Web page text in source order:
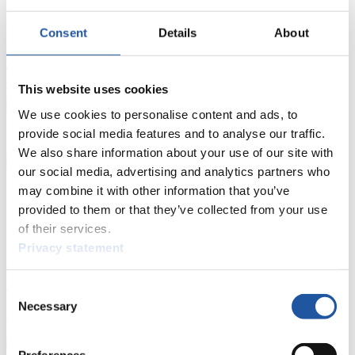
Consent Details About
This website uses cookies
We use cookies to personalise content and ads, to
provide social media features and to analyse our traffic.
We also share information about your use of our site with
our social media, advertising and analytics partners who
may combine it with other information that you’ve
provided to them or that they’ve collected from your use
of their services.
Privacy statement
Selection
Necessary
FIL LIVE TV
Tippspiel
Naturbahn
Zielgruppen Anzeigen
Für Presse- und Medienvertreter
Hier finden Sie Informationen für Presse- und Medienvertreter. Sie
haben Zugriff auf Athletenbiographien und Informationen zu
beantragen, die Grundregeln des Rennrodelsports einsehen und
>> Weiter